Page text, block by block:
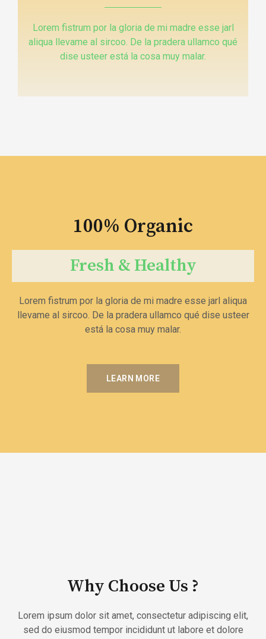
Lorem fistrum por la gloria de mi madre esse jarl
aliqua llevame al sircoo. De la pradera ullamco qué
dise usteer está la cosa muy malar.
100% Organic
Fresh & Healthy
Lorem fistrum por la gloria de mi madre esse jarl aliqua
llevame al sircoo. De la pradera ullamco qué dise usteer
está la cosa muy malar.
LEARN MORE
Why Choose Us ?
Lorem ipsum dolor sit amet, consectetur adipiscing elit,
sed do eiusmod tempor incididunt ut labore et dolore